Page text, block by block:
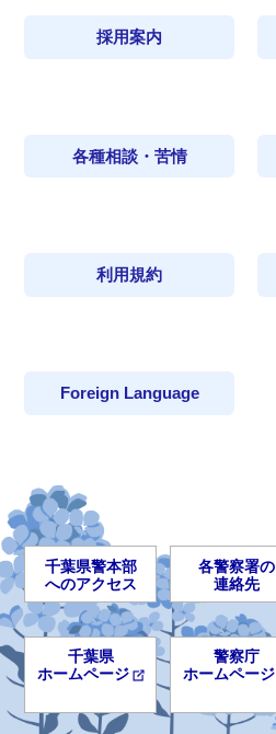
採用案内
各種相談・苦情
利用規約
Foreign Language
千葉県警本部
へのアクセス
各警察署の
連絡先
千葉県
ホームページ
警察庁
ホームページ